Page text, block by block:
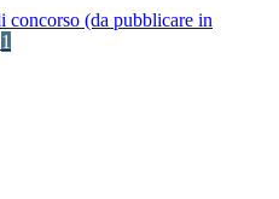
concorso (da pubblicare in
1